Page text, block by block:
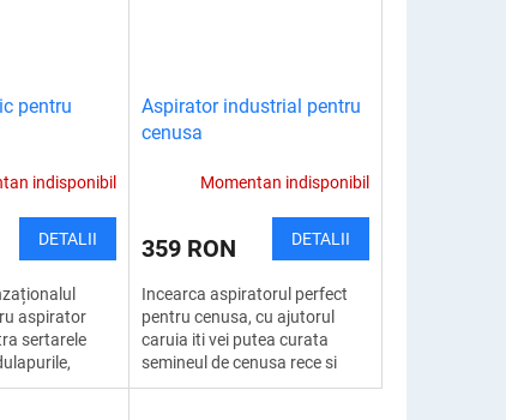
pentru
indisponibil
DETALII
aspirator
sertarele
de scule și
Aspirator industrial pentru
cenusa
Momentan indisponibil
359 RON DETALII
Incearca aspiratorul perfect
pentru cenusa, cu ajutorul
caruia iti vei putea curata
semineul de cenusa rece si
fierbinte. Utilizarea sa este